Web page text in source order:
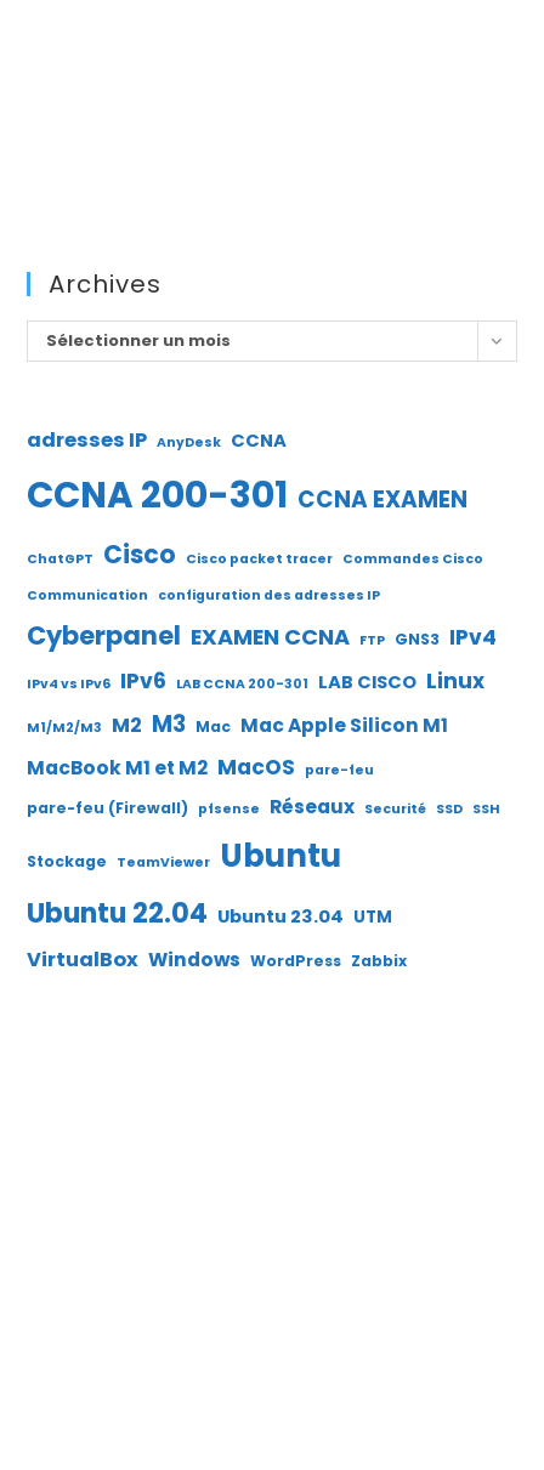
Archives
Archives
Sélectionner un mois
adresses IP AnyDesk CCNA
CCNA 200-301 CCNA EXAMEN
ChatGPT Cisco Cisco packet tracer Commandes Cisco
Communication
configuration des adresses IP
Cyberpanel EXAMEN CCNA FTP GNS3 IPv4
IPv4 vs IPv6 IPv6 LAB CCNA 200-301 LAB CISCO Linux
M1/M2/M3 M2 M3 Mac Mac Apple Silicon M1
MacBook M1 et M2 MacOS pare-feu
pare-feu (Firewall) pfsense Réseaux Securité SSD SSH
Stockage TeamViewer Ubuntu
Ubuntu 22.04 Ubuntu 23.04 UTM
VirtualBox Windows WordPress Zabbix